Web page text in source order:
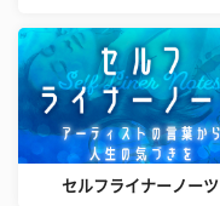
セルフライナーノーツ